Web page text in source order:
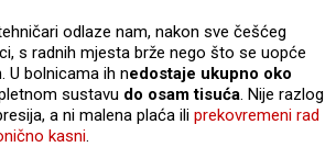
odlaze nam, nakon sve češćeg
s radnih mjesta brže nego što se uopće
U bolnicama ih nedostaje ukupno oko
sustavu do osam tisuća. Nije razlog
a ni malena plaća ili prekovremeni rad
kasni.